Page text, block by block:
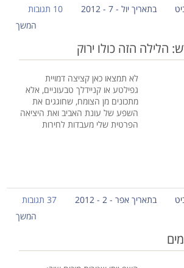
בתאריך יול - 7 - 2012
10 תגובות
המשך
הלילה הזה כולו ירוק
לא תמצאו כאן קציצה דמויית
גפילטע או קניידלך טבעוניים, אלא
מתכונים מן הצומח, שחוגגים את
השפע של עונת האביב ואת היציאה
הפרטית שלי מעבדות לחירות
בתאריך אפר - 2 - 2012
37 תגובות
המשך